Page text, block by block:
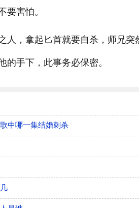
要害怕。
人，拿起匕首就要自杀，师兄突
的手下，此事务必保密。
中哪一集结婚刺杀